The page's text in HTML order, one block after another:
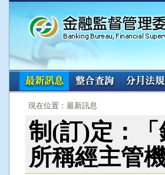
:::
現在位置：最新訊息
制(訂)定：
所稱經主管